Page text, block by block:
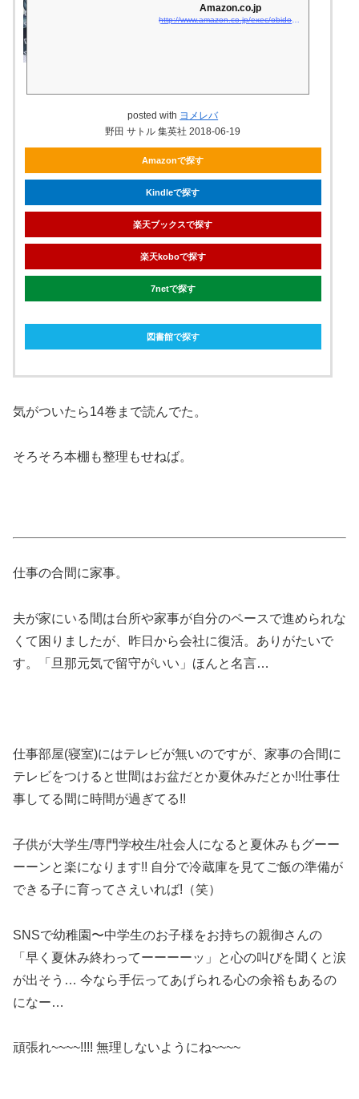
Amazon.co.jp
http://www.amazon.co.jp/exec/obidos/asin/4088910486/matsukiyoko02-22/
posted with ヨメレバ
野田 サトル 集英社 2018-06-19
Amazonで探す
Kindleで探す
楽天ブックスで探す
楽天koboで探す
7netで探す
図書館で探す
気がついたら14巻まで読んでた。
そろそろ本棚も整理もせねば。
仕事の合間に家事。
夫が家にいる間は台所や家事が自分のペースで進められな
くて困りましたが、昨日から会社に復活。ありがたいで
す。「旦那元気で留守がいい」ほんと名言…
仕事部屋(寝室)にはテレビが無いのですが、家事の合間に
テレビをつけると世間はお盆だとか夏休みだとか!!仕事仕
事してる間に時間が過ぎてる!!
子供が大学生/専門学校生/社会人になると夏休みもグーー
ーーンと楽になります!! 自分で冷蔵庫を見てご飯の準備が
できる子に育ってさえいれば!（笑）
SNSで幼稚園〜中学生のお子様をお持ちの親御さんの
「早く夏休み終わってーーーーッ」と心の叫びを聞くと涙
が出そう… 今なら手伝ってあげられる心の余裕もあるの
になー…
頑張れ~~~~!!!! 無理しないようにね~~~~